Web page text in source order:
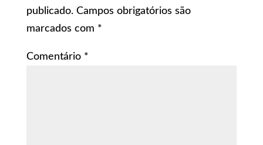
publicado. Campos obrigatórios são
marcados com *
Comentário *